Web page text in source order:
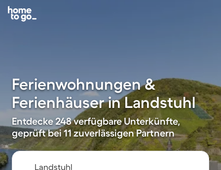
Ferienwohnungen &
Ferienhäuser in Landstuhl
Entdecke 248 verfügbare Unterkünfte,
geprüft bei 11 zuverlässigen Partnern